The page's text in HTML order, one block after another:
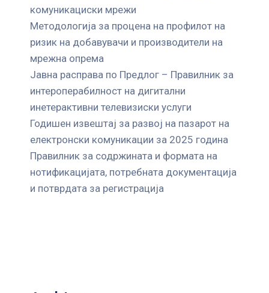
комуникациски мрежи
Mетодологија за процена на профилот на
ризик на добавувачи и производители на
мрежна опрема
Јавна расправа по Предлог – Правилник за
интероперабилност на дигитални
инетерактивни телевизиски услуги
Годишен извештај за развој на пазарот на
електронски комуникации за 2025 година
Правилник за содржината и формата на
нотификацијата, потребната документација
и потврдата за регистрација